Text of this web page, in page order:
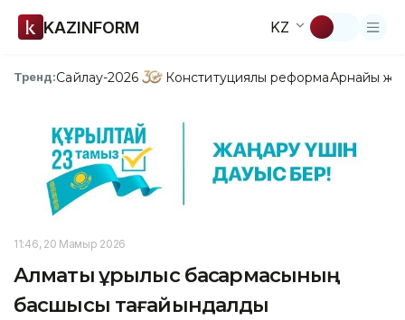
KAZINFORM KZ
Тренд:Сайлау-2026 Конституциялық реформаАрнайы
11:46, 20 Мамыр 2026
Алматы құрылыс басқармасының
басшысы тағайындалды